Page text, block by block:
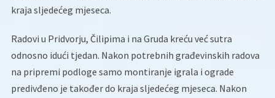
kraja sljedećeg mjeseca.
Radovi u Pridvorju, Čilipima i na Gruda kreću već sutra
odnosno idući tjedan. Nakon potrebnih građevinskih radova
na pripremi podloge samo montiranje igrala i ograde
predivđeno je također do kraja sljedećeg mjeseca. Nakon